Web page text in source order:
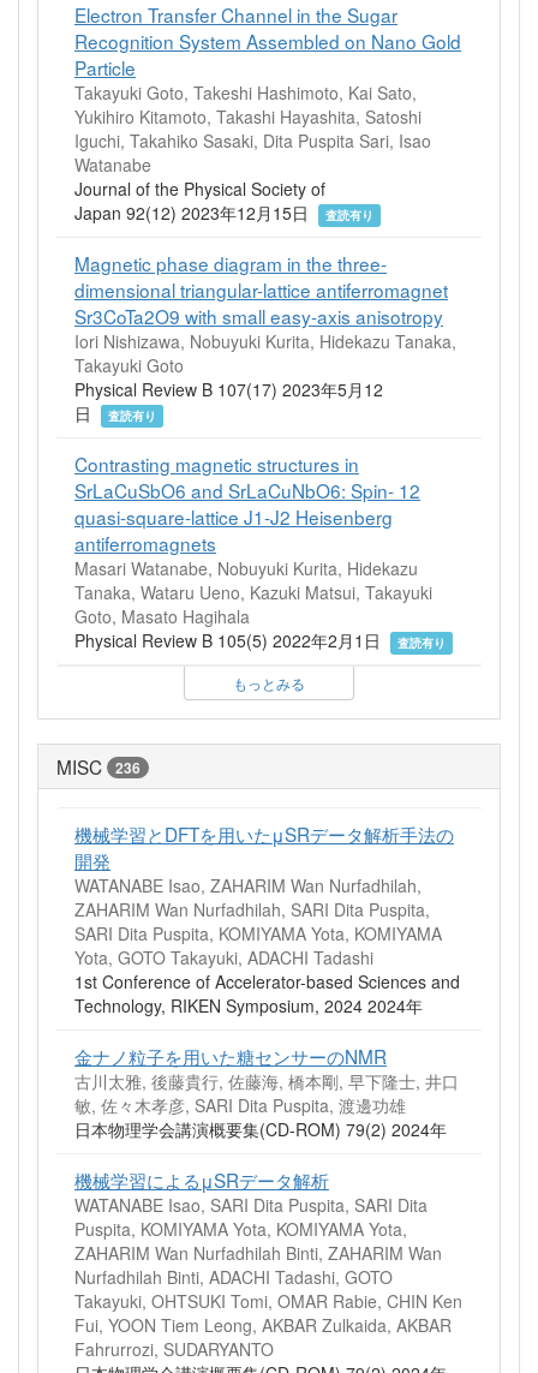
Electron Transfer Channel in the Sugar
Recognition System Assembled on Nano Gold
Particle
Takayuki Goto, Takeshi Hashimoto, Kai Sato,
Yukihiro Kitamoto, Takashi Hayashita, Satoshi
Iguchi, Takahiko Sasaki, Dita Puspita Sari, Isao
Watanabe
Journal of the Physical Society of
Japan 92(12) 2023年12月15日
査読有り
Magnetic phase diagram in the three-
dimensional triangular-lattice antiferromagnet
Sr3CoTa2O9 with small easy-axis anisotropy
Iori Nishizawa, Nobuyuki Kurita, Hidekazu Tanaka,
Takayuki Goto
Physical Review B 107(17) 2023年5月12
日
査読有り
Contrasting magnetic structures in
SrLaCuSbO6 and SrLaCuNbO6: Spin- 12
quasi-square-lattice J1-J2 Heisenberg
antiferromagnets
Masari Watanabe, Nobuyuki Kurita, Hidekazu
Tanaka, Wataru Ueno, Kazuki Matsui, Takayuki
Goto, Masato Hagihala
Physical Review B 105(5) 2022年2月1日
査読有り
もっとみる
MISC 236
機械学習とDFTを用いたμSRデータ解析手法の
開発
WATANABE Isao, ZAHARIM Wan Nurfadhilah,
ZAHARIM Wan Nurfadhilah, SARI Dita Puspita,
SARI Dita Puspita, KOMIYAMA Yota, KOMIYAMA
Yota, GOTO Takayuki, ADACHI Tadashi
1st Conference of Accelerator-based Sciences and
Technology, RIKEN Symposium, 2024 2024年
金ナノ粒子を用いた糖センサーのNMR
古川太雅, 後藤貴行, 佐藤海, 橋本剛, 早下隆士, 井口
敏, 佐々木孝彦, SARI Dita Puspita, 渡邊功雄
日本物理学会講演概要集(CD-ROM) 79(2) 2024年
機械学習によるμSRデータ解析
WATANABE Isao, SARI Dita Puspita, SARI Dita
Puspita, KOMIYAMA Yota, KOMIYAMA Yota,
ZAHARIM Wan Nurfadhilah Binti, ZAHARIM Wan
Nurfadhilah Binti, ADACHI Tadashi, GOTO
Takayuki, OHTSUKI Tomi, OMAR Rabie, CHIN Ken
Fui, YOON Tiem Leong, AKBAR Zulkaida, AKBAR
Fahrurrozi, SUDARYANTO